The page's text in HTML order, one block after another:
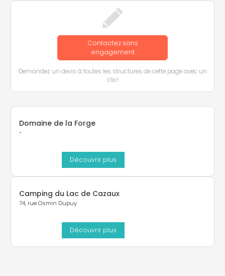
Contactez sans
engagement
Demandez un devis à toutes les structures de cette page avec un
clic!
Domaine de la Forge
-
Découvrir plus
Camping du Lac de Cazaux
74, rue Osmin Dupuy
Découvrir plus